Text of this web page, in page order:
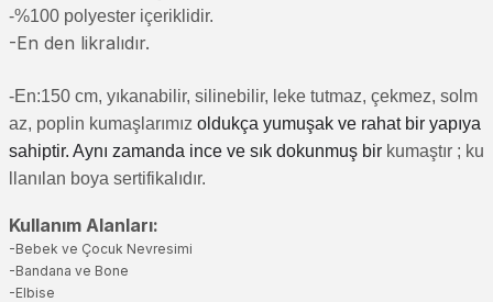
-%100 polyester içeriklidir.
-En den likralıdır.
-En:150 cm, yıkanabilir, silinebilir, leke tutmaz, çekmez, solm
az, poplin kumaşlarımız oldukça yumuşak ve rahat bir yapıya
sahiptir. Aynı zamanda ince ve sık dokunmuş bir kumaştır ; ku
llanılan boya sertifikalıdır.
Kullanım Alanları:
-Bebek ve Çocuk Nevresimi
-Bandana ve Bone
-Elbise